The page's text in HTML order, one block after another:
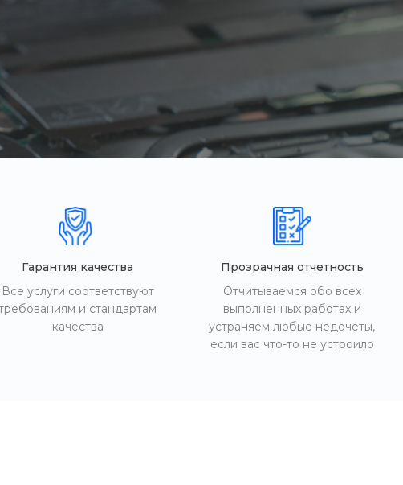
Гарантия качества
Все услуги соответствуют
и стандартам
качества
Прозрачная отчетность
Отчитываемся обо всех
выполненных работах и
устраняем любые недочеты,
если вас что-то не устроило